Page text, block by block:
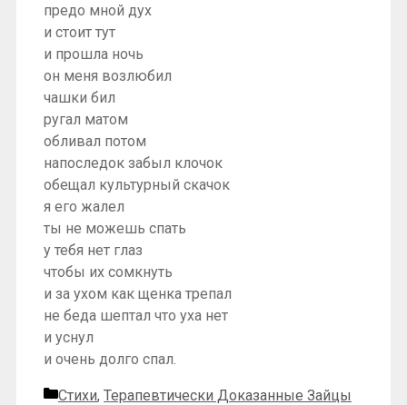
предо мной дух
и стоит тут
и прошла ночь
он меня возлюбил
чашки бил
ругал матом
обливал потом
напоследок забыл клочок
обещал культурный скачок
я его жалел
ты не можешь спать
у тебя нет глаз
чтобы их сомкнуть
и за ухом как щенка трепал
не беда шептал что уха нет
и уснул
и очень долго спал.
Рубрики
Стихи, Терапевтически Доказанные Зайцы